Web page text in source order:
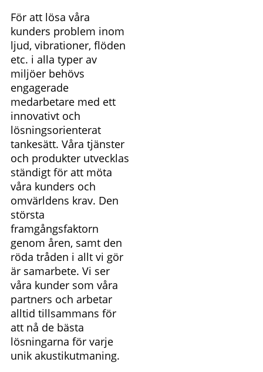
För att lösa våra
kunders problem inom
ljud, vibrationer, flöden
etc. i alla typer av
miljöer behövs
engagerade
medarbetare med ett
innovativt och
lösningsorienterat
tankesätt. Våra tjänster
och produkter utvecklas
ständigt för att möta
våra kunders och
omvärldens krav. Den
största
framgångsfaktorn
genom åren, samt den
röda tråden i allt vi gör
är samarbete. Vi ser
våra kunder som våra
partners och arbetar
alltid tillsammans för
att nå de bästa
lösningarna för varje
unik akustikutmaning.